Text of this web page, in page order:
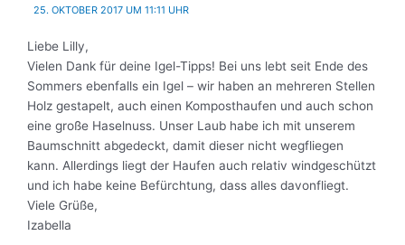
25. OKTOBER 2017 UM 11:11 UHR
Liebe Lilly,
Vielen Dank für deine Igel-Tipps! Bei uns lebt seit Ende des
Sommers ebenfalls ein Igel – wir haben an mehreren Stellen
Holz gestapelt, auch einen Komposthaufen und auch schon
eine große Haselnuss. Unser Laub habe ich mit unserem
Baumschnitt abgedeckt, damit dieser nicht wegfliegen
kann. Allerdings liegt der Haufen auch relativ windgeschützt
und ich habe keine Befürchtung, dass alles davonfliegt.
Viele Grüße,
Izabella